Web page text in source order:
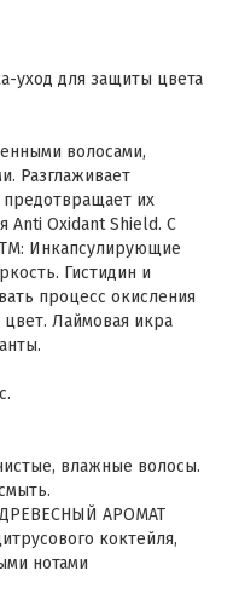
уход для защиты цвета
волосами,
Разглаживает
предотвращает их
Anti Oxidant Shield. С
Инкапсулирующие
Гистидин и
процесс окисления
Лаймовая икра
влажные волосы.
АРОМАТ
коктейля,
нотами